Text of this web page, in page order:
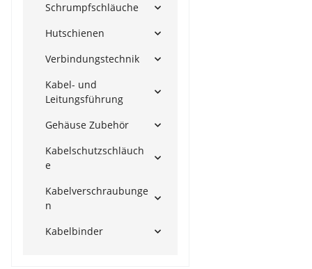
Schrumpfschläuche
Hutschienen
Verbindungstechnik
Kabel- und
Leitungsführung
Gehäuse Zubehör
Kabelschutzschläuch
e
Kabelverschraubunge
n
Kabelbinder